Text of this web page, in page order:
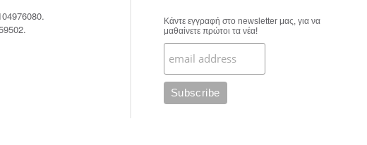
Κάντε εγγραφή στο newsletter μας, για να
μαθαίνετε πρώτοι τα νέα!